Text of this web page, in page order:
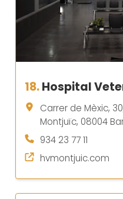
18.Hospital
Carrer de Mèxic,
Montjuïc, 08004
934 23 77 11
hvmontjuic.com